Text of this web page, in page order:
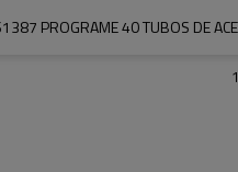
PROGRAME 40 TUBOS DE
1